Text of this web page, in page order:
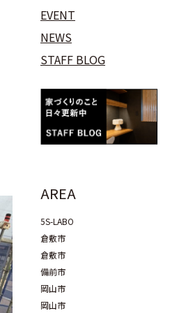
EVENT
NEWS
STAFF BLOG
AREA
5S-LABO
倉敷市
倉敷市
備前市
岡山市
岡山市